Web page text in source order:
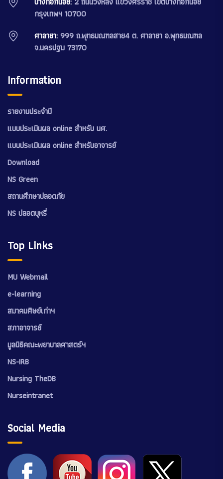
กรุงเทพฯ 10700
ศาลายา: 999 ถ.พุทธมณฑลสาย4 ต. ศาลายา อ.พุทธมณฑล
จ.นครปฐม 73170
Information
รายงานประจำปี
แบบประเมินผล online สำหรับ นศ.
แบบประเมินผล online สำหรับอาจารย์
Download
NS Green
สถานศึกษาปลอดภัย
NS ปลอดบุหรี่
Top Links
MU Webmail
e-learning
สมาคมศิษย์เก่าฯ
สภาอาจารย์
มูลนิธิคณะพยาบาลศาสตร์ฯ
NS-IRB
Nursing TheDB
Nurseintranet
Social Media